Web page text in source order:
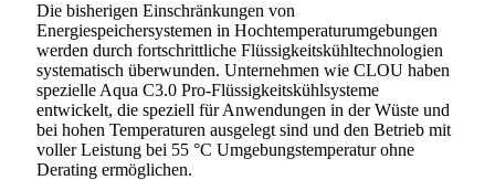
Die bisherigen Einschränkungen von
Energiespeichersystemen in Hochtemperaturumgebungen
werden durch fortschrittliche Flüssigkeitskühltechnologien
systematisch überwunden. Unternehmen wie CLOU haben
spezielle Aqua C3.0 Pro-Flüssigkeitskühlsysteme
entwickelt, die speziell für Anwendungen in der Wüste und
bei hohen Temperaturen ausgelegt sind und den Betrieb mit
voller Leistung bei 55 °C Umgebungstemperatur ohne
Derating ermöglichen.